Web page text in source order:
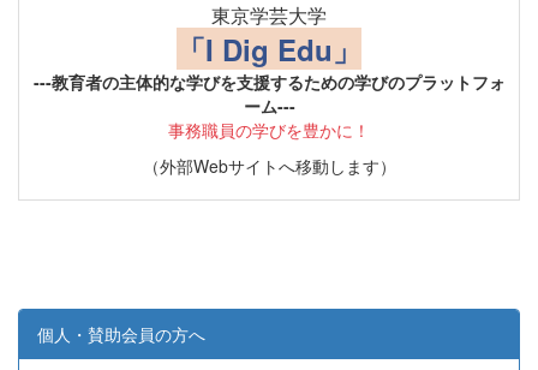
東京学芸大学
「I Dig Edu」
---教育者の主体的な学びを支援するための学びのプラットフォ
ーム---
事務職員の学びを豊かに！
（外部Webサイトへ移動します）
個人・賛助会員の方へ